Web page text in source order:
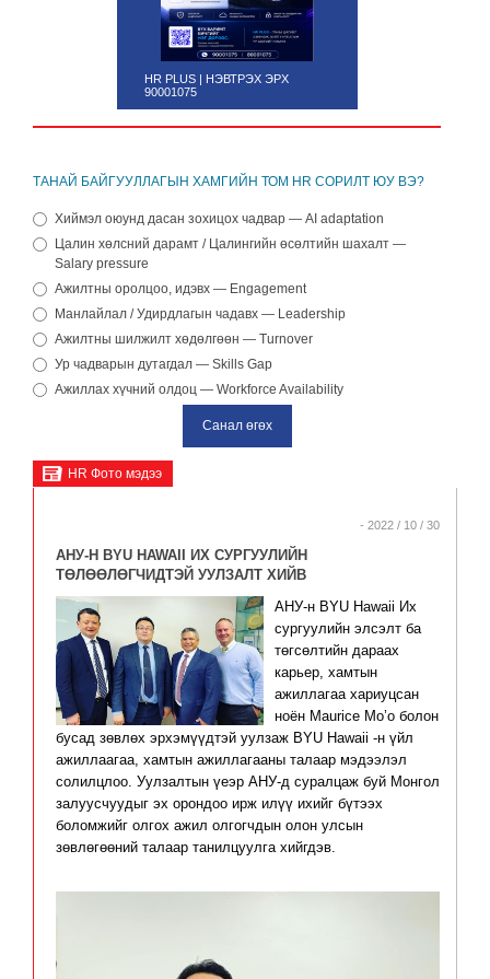
HR PLUS | НЭВТРЭХ ЭРХ
90001075
ТАНАЙ БАЙГУУЛЛАГЫН ХАМГИЙН ТОМ HR СОРИЛТ ЮУ ВЭ?
Хиймэл оюунд дасан зохицох чадвар — AI adaptation
Цалин хөлсний дарамт / Цалингийн өсөлтийн шахалт —
Salary pressure
Ажилтны оролцоо, идэвх — Engagement
Манлайлал / Удирдлагын чадавх — Leadership
Ажилтны шилжилт хөдөлгөөн — Turnover
Ур чадварын дутагдал — Skills Gap
Ажиллах хүчний олдоц — Workforce Availability
HR Фото мэдээ
- 2022 / 10 / 30
АНУ-Н BYU HAWAII ИХ СУРГУУЛИЙН
ТӨЛӨӨЛӨГЧИДТЭЙ УУЛЗАЛТ ХИЙВ
АНУ-н BYU Hawaii Их
сургуулийн элсэлт ба
төгсөлтийн дараах
карьер, хамтын
ажиллагаа хариуцсан
ноён Maurice Mo’o болон
бусад зөвлөх эрхэмүүдтэй уулзаж BYU Hawaii -н үйл
ажиллаагаа, хамтын ажиллагааны талаар мэдээлэл
солилцлоо. Уулзалтын үеэр АНУ-д суралцаж буй Монгол
залуусчуудыг эх орондоо ирж илүү ихийг бүтээх
боломжийг олгох ажил олгогчдын олон улсын
зөвлөгөөний талаар танилцуулга хийгдэв.